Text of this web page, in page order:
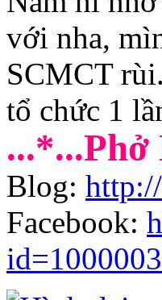
với nha,
SCMCT
tổ chức 1
...*...Phở
Blog:
Facebook: